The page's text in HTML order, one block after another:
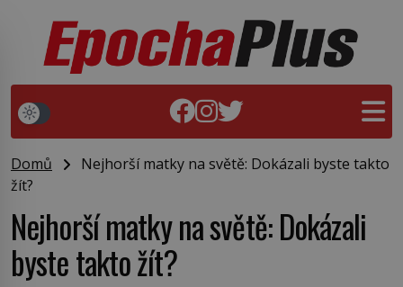
Domů
Nejhorší matky na světě: Dokázali byste takto
žít?
Nejhorší matky na světě: Dokázali
byste takto žít?